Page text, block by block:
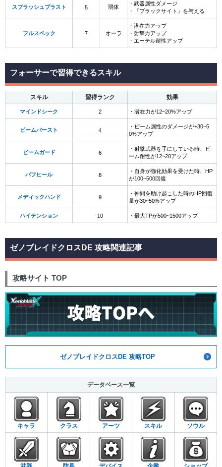
スプラッシュブラスト 5 弱体
・武器属性ダメージ
・『ブラックサイト』を与える
フルスペック 7 オーラ
・潜在力アップ
・射撃力アップ
・エーテル耐性アップ
フォーサーで習得できるスキル
スキル 習得ランク 効果
マインドシーク 2 ・潜在力が12~20%アップ
ビームバースト 4
・ビーム属性のダメージが+30~5
0%アップ
ビームガード 6
・射撃武器を手にしている時、ビ
ーム耐性が12~20アップ
バフヒール 8
・自身が強化効果を受けた時、HP
が100~500回復
メディックハンド 9
・仲間を助け起こした時のHP回復
量が30~50%アップ
ハイテンション 10 ・最大TPが500~1500アップ
ゼノブレイドクロスDE 攻略関連記事
攻略サイト TOP
ゼノブレイドクロスDE 攻略TOP
データベース一覧
キャラ クラス アーツ スキル ソウル